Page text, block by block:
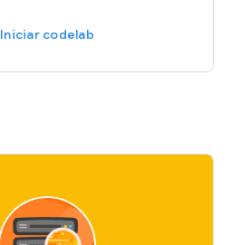
Iniciar codelab